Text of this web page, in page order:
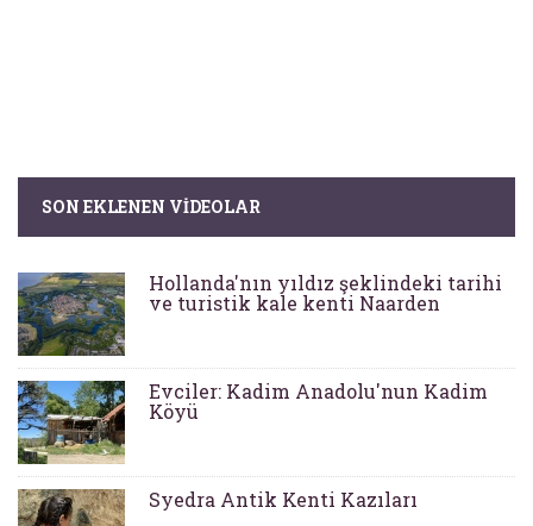
SON EKLENEN VIDEOLAR
Hollanda'nın yıldız şeklindeki tarihi
ve turistik kale kenti Naarden
Evciler: Kadim Anadolu'nun Kadim
Köyü
Syedra Antik Kenti Kazıları